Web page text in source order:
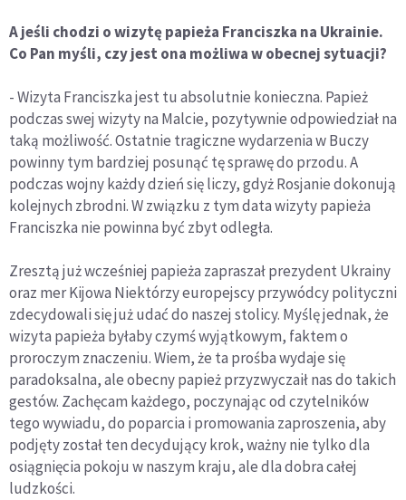
A jeśli chodzi o wizytę papieża Franciszka na Ukrainie.
Co Pan myśli, czy jest ona możliwa w obecnej sytuacji?
- Wizyta Franciszka jest tu absolutnie konieczna. Papież
podczas swej wizyty na Malcie, pozytywnie odpowiedział na
taką możliwość. Ostatnie tragiczne wydarzenia w Buczy
powinny tym bardziej posunąć tę sprawę do przodu. A
podczas wojny każdy dzień się liczy, gdyż Rosjanie dokonują
kolejnych zbrodni. W związku z tym data wizyty papieża
Franciszka nie powinna być zbyt odległa.
Zresztą już wcześniej papieża zapraszał prezydent Ukrainy
oraz mer Kijowa Niektórzy europejscy przywódcy polityczni
zdecydowali się już udać do naszej stolicy. Myślę jednak, że
wizyta papieża byłaby czymś wyjątkowym, faktem o
proroczym znaczeniu. Wiem, że ta prośba wydaje się
paradoksalna, ale obecny papież przyzwyczaił nas do takich
gestów. Zachęcam każdego, poczynając od czytelników
tego wywiadu, do poparcia i promowania zaproszenia, aby
podjęty został ten decydujący krok, ważny nie tylko dla
osiągnięcia pokoju w naszym kraju, ale dla dobra całej
ludzkości.